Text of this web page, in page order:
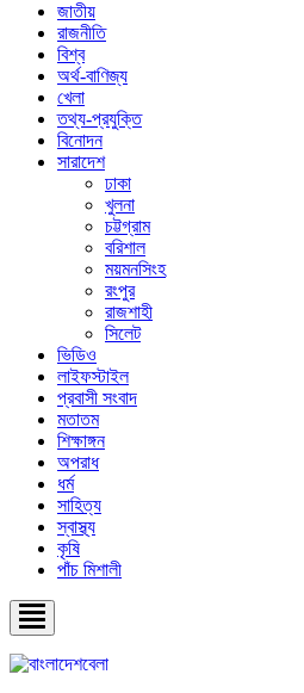
জাতীয়
রাজনীতি
বিশ্ব
অর্থ-বাণিজ্য
খেলা
তথ্য-প্রযুক্তি
বিনোদন
সারাদেশ
ঢাকা
খুলনা
চট্টগ্রাম
বরিশাল
ময়মনসিংহ
রংপুর
রাজশাহী
সিলেট
ভিডিও
লাইফস্টাইল
প্রবাসী সংবাদ
মতাতম
শিক্ষাঙ্গন
অপরাধ
ধর্ম
সাহিত্য
স্বাস্থ্য
কৃষি
পাঁচ মিশালী